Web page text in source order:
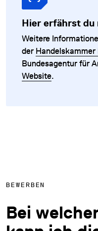
Hier erfährst du
Weitere
der Handelskammer
Bundesagentur für
Website.
BEWERBEN
Bei